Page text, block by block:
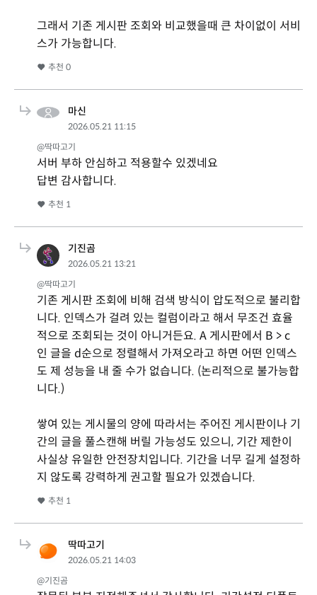
그래서 기존 게시판 조회와 비교했을때 큰 차이없이 서비
스가 가능합니다.
추천 0
마신
2026.05.21 11:15
@딱따고기
서버 부하 안심하고 적용할수 있겠네요
답변 감사합니다.
추천 1
기진곰
2026.05.21 13:21
@딱따고기
기존 게시판 조회에 비해 검색 방식이 압도적으로 불리합
니다. 인덱스가 걸려 있는 컬럼이라고 해서 무조건 효율
적으로 조회되는 것이 아니거든요. A 게시판에서 B > c
인 글을 d순으로 정렬해서 가져오라고 하면 어떤 인덱스
도 제 성능을 내 줄 수가 없습니다. (논리적으로 불가능합
니다.)
쌓여 있는 게시물의 양에 따라서는 주어진 게시판이나 기
간의 글을 풀스캔해 버릴 가능성도 있으니, 기간 제한이
사실상 유일한 안전장치입니다. 기간을 너무 길게 설정하
지 않도록 강력하게 권고할 필요가 있겠습니다.
추천 1
딱따고기
2026.05.21 14:03
@기진곰